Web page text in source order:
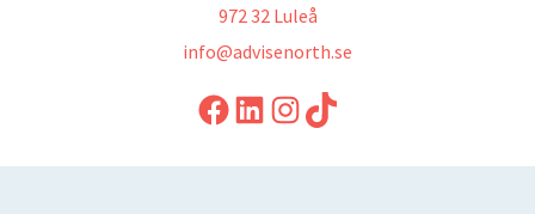
972 32 Luleå
info@advisenorth.se
LinkedIn Instagram TikTok